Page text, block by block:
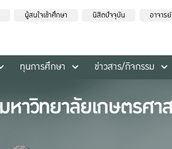
ผู้สนใจเข้าศึกษา นิสิตปัจจุบัน อาจารย์
ทุนการศึกษา ข่าวสาร/กิจกรรม